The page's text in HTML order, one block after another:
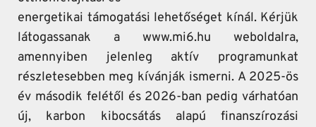
energetikai támogatási lehetőséget kínál. Kérjük
látogassanak a www.mi6.hu weboldalra,
amennyiben jelenleg aktív programunkat
részletesebben meg kívánják ismerni. A 2025-ös
év második felétől és 2026-ban pedig várhatóan
új, karbon kibocsátás alapú finanszírozási